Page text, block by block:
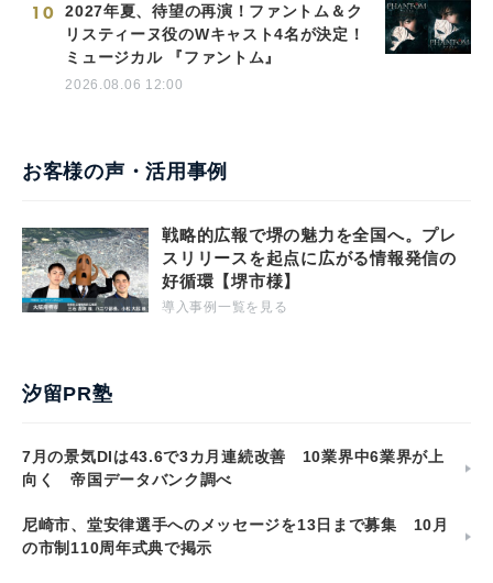
10
2027年夏、待望の再演！ファントム＆ク
リスティーヌ役のWキャスト4名が決定！
ミュージカル 『ファントム』
2026.08.06 12:00
お客様の声・活用事例
戦略的広報で堺の魅力を全国へ。プレ
スリリースを起点に広がる情報発信の
好循環【堺市様】
導入事例一覧を見る
汐留PR塾
7月の景気DIは43.6で3カ月連続改善 10業界中6業界が上
向く 帝国データバンク調べ
尼崎市、堂安律選手へのメッセージを13日まで募集 10月
の市制110周年式典で掲示